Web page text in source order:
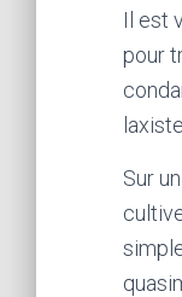
Il est
pour
Sur